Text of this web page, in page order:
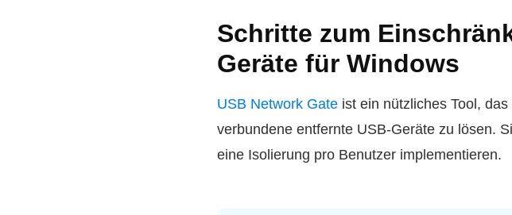
Schritte zum
Geräte für Windows
USB Network Gate ist ein nützliches Tool,
verbundene entfernte USB-Geräte zu lösen.
eine Isolierung pro Benutzer implementieren.